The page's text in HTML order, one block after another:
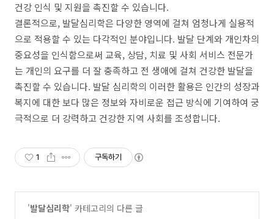
건강 인식 및 지원을 촉진할 수 있습니다.
결론적으로, 발달심리학은 다양한 영역에 걸쳐 엄청나게 실용적
으로 적용할 수 있는 다각적인 분야입니다. 발달 단계와 개인차의
중요성을 인식함으로써 교육, 상담, 치료 및 사회 서비스 전문가
는 개인의 요구를 더 잘 충족하고 전 생애에 걸쳐 건강한 발달을
촉진할 수 있습니다. 발달 심리학의 이러한 활용은 인간의 성장과
복지에 대한 보다 많은 정보와 자비로운 접근 방식에 기여하여 궁
극적으로 더 강력하고 건강한 지역 사회를 조성합니다.
1 구독하기
'발달심리학' 카테고리의 다른 글